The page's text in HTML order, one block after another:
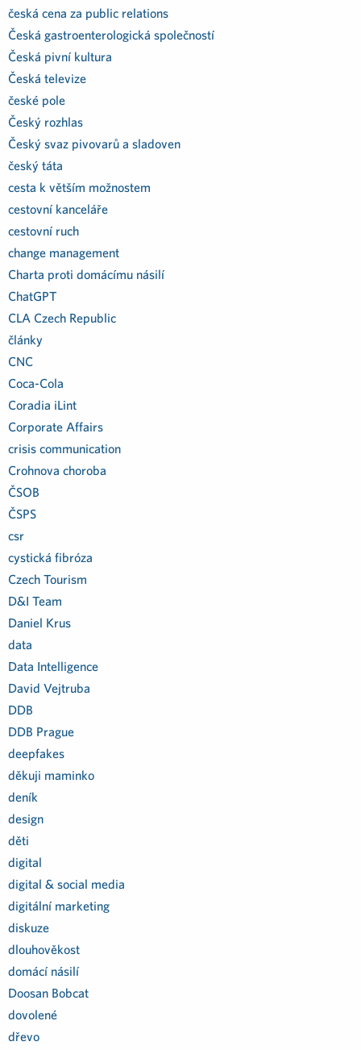
česká cena za public relations
Česká gastroenterologická společností
Česká pivní kultura
Česká televize
české pole
Český rozhlas
Český svaz pivovarů a sladoven
český táta
cesta k větším možnostem
cestovní kanceláře
cestovní ruch
change management
Charta proti domácímu násilí
ChatGPT
CLA Czech Republic
články
CNC
Coca-Cola
Coradia iLint
Corporate Affairs
crisis communication
Crohnova choroba
ČSOB
ČSPS
csr
cystická fibróza
Czech Tourism
D&I Team
Daniel Krus
data
Data Intelligence
David Vejtruba
DDB
DDB Prague
deepfakes
děkuji maminko
deník
design
děti
digital
digital & social media
digitální marketing
diskuze
dlouhověkost
domácí násilí
Doosan Bobcat
dovolené
dřevo